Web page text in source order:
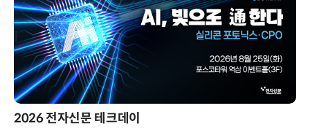
제8회 AI정부 혁신 콘퍼런스